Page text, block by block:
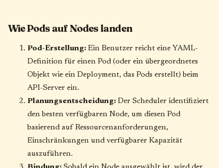
Wie Pods auf Nodes landen
Pod-Erstellung: Ein Benutzer reicht eine YAML-
Definition für einen Pod (oder ein übergeordnetes
Objekt wie ein Deployment, das Pods erstellt) beim
API-Server ein.
Planungsentscheidung: Der Scheduler identifiziert
den besten verfügbaren Node, um diesen Pod
basierend auf Ressourcenanforderungen,
Einschränkungen und verfügbarer Kapazität
auszuführen.